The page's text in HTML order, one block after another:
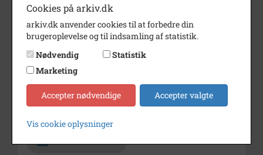
turistbrochure.
Årstal
1936
Dateringsnote
1936
Fotograf
Türck, Sven
Arkiv
Museum Nordsjælland,
Kontakt arkivet
Cookies på arkiv.dk
arkiv.dk anvender cookies til at forbedre din
brugeroplevelse og til indsamling af statistik.
Nødvendig
Statistik
Marketing
Accepter nødvendige Accepter valgte
Vis cookie oplysninger